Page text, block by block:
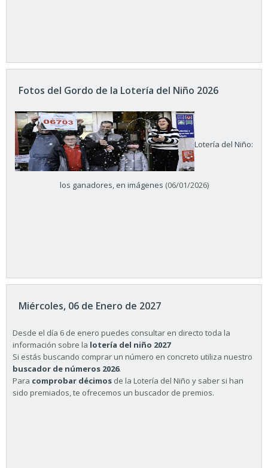
Fotos del Gordo de la Lotería del Niño 2026
Lotería del Niño:
los ganadores, en imágenes (06/01/2026)
Miércoles, 06 de Enero de 2027
Desde el día 6 de enero puedes consultar en directo toda la
información sobre la lotería del niño 2027
Si estás buscando comprar un número en concreto utiliza nuestro
buscador de números 2026.
Para comprobar décimos de la Lotería del Niño y saber si han
sido premiados, te ofrecemos un buscador de premios.